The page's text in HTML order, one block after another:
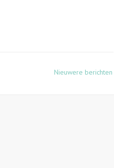
Nieuwere berichten